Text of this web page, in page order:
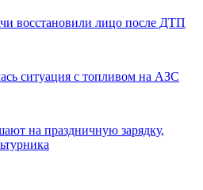
восстановили лицо после ДТП
ситуация с топливом на АЗС
на праздничную зарядку,